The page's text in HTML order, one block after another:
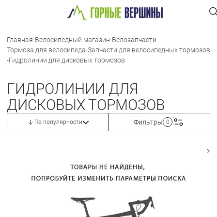
Главная-Велосипедный магазин-Велозапчасти-
Тормоза для велосипеда-Запчасти для велосипедных тормозов
-Гидролинии для дисковых тормозов
ГИДРОЛИНИИ ДЛЯ
ДИСКОВЫХ ТОРМОЗОВ
По популярности Фильтры 0